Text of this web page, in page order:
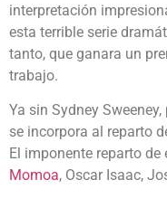
interpretación
esta terrible serie
tanto, que ganara un
trabajo.
Ya sin Sydney
se incorpora al reparto
El imponente reparto
Momoa, Oscar Isaac,